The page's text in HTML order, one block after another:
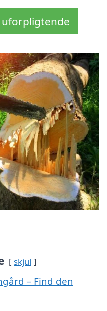
uforpligtende
skjul
– Find den